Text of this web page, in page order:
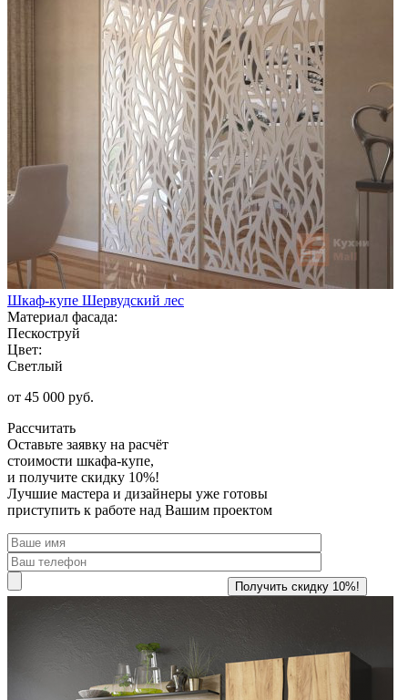
Шкаф-купе Шервудский лес
Материал фасада:
Пескоструй
Цвет:
Светлый
от 45 000 руб.
Рассчитать
Оставьте заявку на расчёт
стоимости шкафа-купе,
и получите скидку 10%!
Лучшие мастера и дизайнеры уже готовы
приступить к работе над Вашим проектом